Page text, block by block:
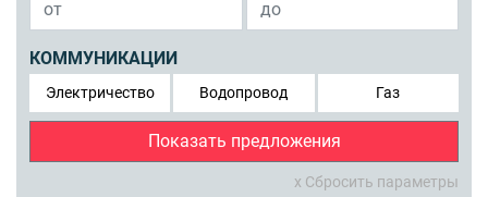
КОММУНИКАЦИИ
Электричество Водопровод Газ
Показать предложения
x Сбросить параметры